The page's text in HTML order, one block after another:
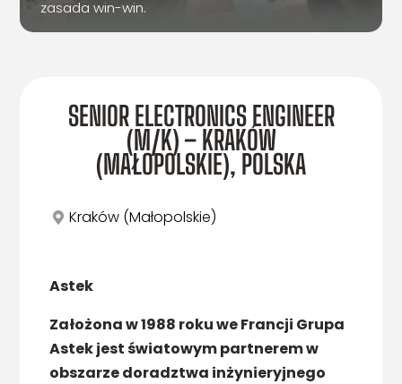
zasada win-win.
SENIOR ELECTRONICS ENGINEER
(M/K) – KRAKÓW
(MAŁOPOLSKIE), POLSKA
Kraków (Małopolskie)
Astek
Założona w 1988 roku we Francji Grupa
Astek jest światowym partnerem w
obszarze doradztwa inżynieryjnego